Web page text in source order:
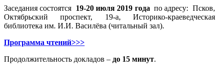
Заседания состоятся 19-20 июля 2019 года по адресу: Псков,
Октябрьский проспект, 19-а, Историко-краеведческая
библиотека им. И.И. Василёва (читальный зал).
Программа чтений>>>
Продолжительность докладов – до 15 минут.